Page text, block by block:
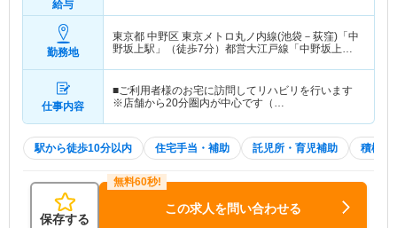
給与
勤務地
東京都 中野区 東京メトロ丸ノ内線(池袋－荻窪)「中
野坂上駅」（徒歩7分）都営大江戸線「中野坂上
仕事内容
■ご利用者様のお宅に訪問してリハビリを行います
※店舗から20分圏内が中心です（…
駅から徒歩10分以内 住宅手当・補助 託児所・育児補助 積極採
保存する
この求人を問い合わせる